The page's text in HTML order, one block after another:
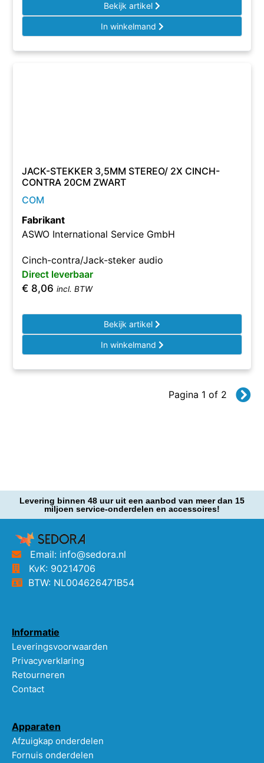
Bekijk artikel
In winkelmand
JACK-STEKKER 3,5MM STEREO/ 2X CINCH-
CONTRA 20CM ZWART
COM
Fabrikant
ASWO International Service GmbH
Cinch-contra/Jack-steker audio
Direct leverbaar
€ 8,06 incl. BTW
Bekijk artikel
In winkelmand
Pagina 1 of 2
Levering binnen 48 uur uit een aanbod van meer dan 15
miljoen service-onderdelen en accessoires!
Email: info@sedora.nl
KvK: 90214706
BTW: NL004626471B54
Informatie
Leveringsvoorwaarden
Privacyverklaring
Retourneren
Contact
Apparaten
Afzuigkap onderdelen
Fornuis onderdelen